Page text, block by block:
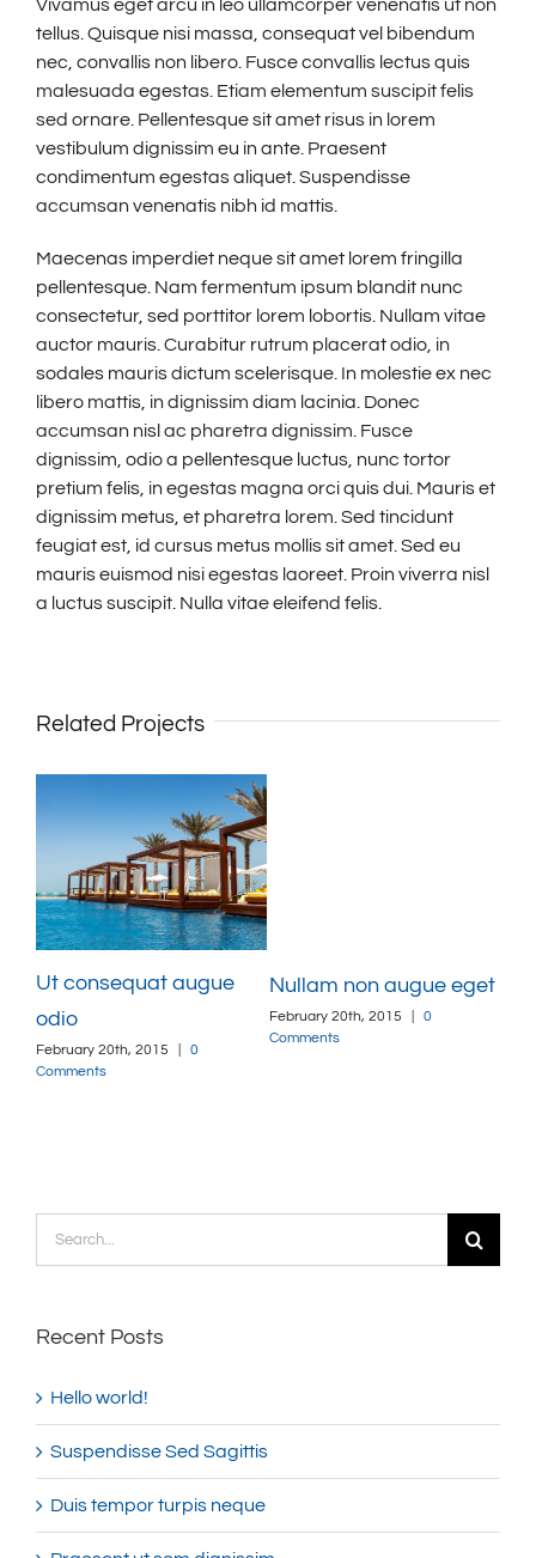
Vivamus eget arcu in leo ullamcorper venenatis ut non
tellus. Quisque nisi massa, consequat vel bibendum
nec, convallis non libero. Fusce convallis lectus quis
malesuada egestas. Etiam elementum suscipit felis
sed ornare. Pellentesque sit amet risus in lorem
vestibulum dignissim eu in ante. Praesent
condimentum egestas aliquet. Suspendisse
accumsan venenatis nibh id mattis.
Maecenas imperdiet neque sit amet lorem fringilla
pellentesque. Nam fermentum ipsum blandit nunc
consectetur, sed porttitor lorem lobortis. Nullam vitae
auctor mauris. Curabitur rutrum placerat odio, in
sodales mauris dictum scelerisque. In molestie ex nec
libero mattis, in dignissim diam lacinia. Donec
accumsan nisl ac pharetra dignissim. Fusce
dignissim, odio a pellentesque luctus, nunc tortor
pretium felis, in egestas magna orci quis dui. Mauris et
dignissim metus, et pharetra lorem. Sed tincidunt
feugiat est, id cursus metus mollis sit amet. Sed eu
mauris euismod nisi egestas laoreet. Proin viverra nisl
a luctus suscipit. Nulla vitae eleifend felis.
Related Projects
Ut consequat augue
odio
February 20th, 2015
0
Comments
Nullam non augue eget
February 20th, 2015
0
Comments
Recent Posts
Hello world!
Suspendisse Sed Sagittis
Duis tempor turpis neque